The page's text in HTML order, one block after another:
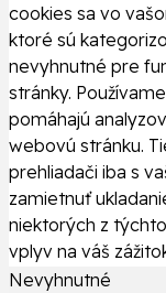
cookies sa vo
ktoré sú
nevyhnutné pre
stránky.
pomáhajú
webovú stránku.
prehliadači iba s
zamietnuť
niektorých z
vplyv na váš
Nevyhnutné